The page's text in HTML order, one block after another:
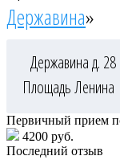
Державина»
Державина д. 28
Площадь Ленина
Первичный прием
4200 руб.
Последний отзыв